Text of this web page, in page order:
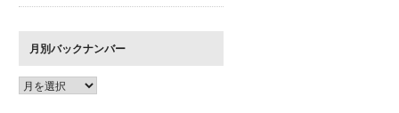
月別バックナンバー
月
別